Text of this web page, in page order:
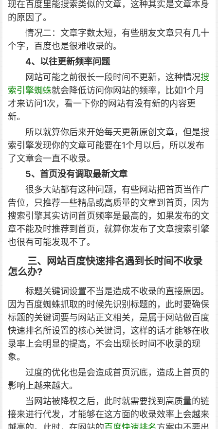
现在百度里能搜索类似的文章，这种其实是文章本身
的原因了。
情况二：文章字数太短，有些朋友文章只有几十
个字，百度也是很难收录的。
4、以往更新频率问题
网站可能之前很长一段时间不更新，这种情况搜
索引擎蜘蛛就会降低访问你网站的频率，比如1个月
才来访问1次，看一下你的网站有没有新的内容更
新。
所以就算你后来开始每天更新原创文章，但是搜
索引擎发现你的文章可能要在1个月以后，所以发布
了文章会一直不收录。
5、首页没有调取最新文章
很多大站都有这种问题，有些网站把首页当作广
告位，只推荐一些精品或高质量的文章到首页，因为
搜索引擎其实访问首页频率是最高的，如果发布的文
章不能及时推荐到首页，就算你发布了文章搜索引擎
也很有可能发现不了。
三、网站百度快速排名遇到长时间不收录
怎么办?
标题关键词设置不当是造成不收录的直接原因。
因为百度蜘蛛抓取的时候先识别标题的，此时要确保
标题的关键词要与网站正文相关，是属于网站做百度
快速排名所设置的核心关键词，这样的话才能够在收
录率上会明显的提高，不会出现长时间不收录的现
象。
过度的优化也是会造成首页沉底，造成上首页的
影响上越来越大。
当网站被降权之后，此时就需要找到高质量的链
接来进行代发，才能够在这方面的收录效率上会越来